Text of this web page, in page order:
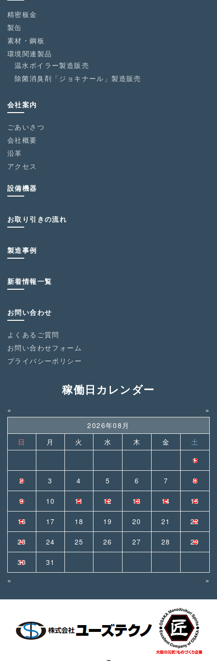
精密板金
製缶
素材・鋼板
環境関連製品
温水ボイラー製造販売
除菌消臭剤「ジョキナール」製造販売
会社案内
ごあいさつ
会社概要
沿革
アクセス
設備機器
お取り引きの流れ
製造事例
新着情報一覧
お問い合わせ
よくあるご質問
お問い合わせフォーム
プライバシーポリシー
稼働日カレンダー
«
»
2026年08月
日
月 火 水 木 金
土
1
2 3 4 5 6 7 8
9 10 11 12 13 14 15
16 17 18 19 20 21 22
23 24 25 26 27 28 29
30
31
«
»